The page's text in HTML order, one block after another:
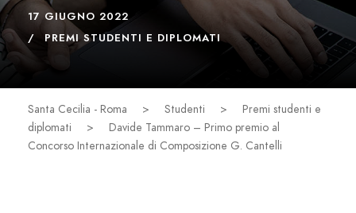
17 GIUGNO 2022
PREMI STUDENTI E DIPLOMATI
Santa Cecilia - Roma > Studenti >
Premi studenti e
diplomati
>
Davide Tammaro – Primo premio al
Concorso Internazionale di Composizione G. Cantelli